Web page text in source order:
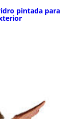
pintada para